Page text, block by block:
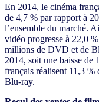
En 2014, le cinéma
de 4,7 % par rapport à
l’ensemble du marché.
vidéo progresse à 22,0
millions de DVD et de
2014, soit une baisse
français réalisent 11,3 %
Blu-ray.